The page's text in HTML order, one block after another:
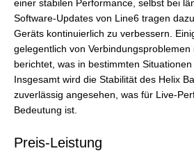
einer stabilen Performance, selbst bei
Software-Updates von Line6 tragen
Geräts kontinuierlich zu verbessern.
gelegentlich von
berichtet, was in bestimmten
Insgesamt wird die Stabilität des Helix
zuverlässig angesehen, was für Live-
Bedeutung ist.
Preis-Leistung